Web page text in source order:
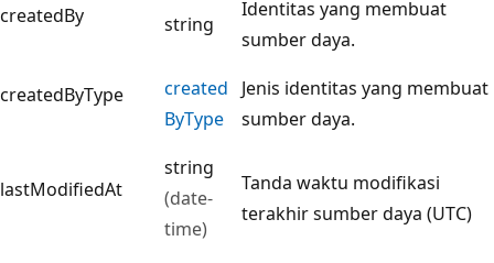
createdBy string
Identitas yang membuat
sumber daya.
createdByType
created
ByType
Jenis identitas yang membuat
sumber daya.
lastModifiedAt
string
(date-
time)
Tanda waktu modifikasi
terakhir sumber daya (UTC)